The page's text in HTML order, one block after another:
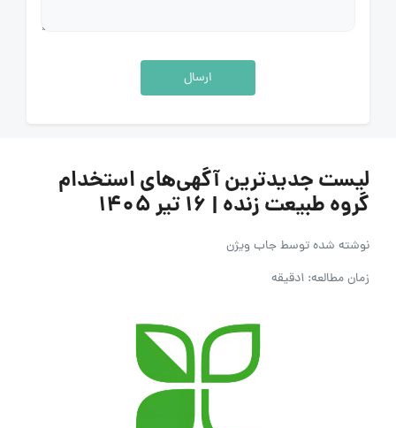
ارسال
لیست جدیدترین آگهی‌های استخدام
گروه طبیعت زنده | ۱۶ تیر ۱۴۰۵
نوشته شده توسطجاب ویژن
زمان مطالعه: 1دقیقه